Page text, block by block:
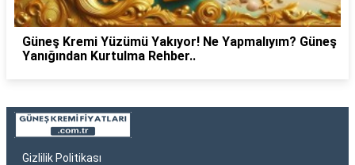
Güneş Kremi Yüzümü Yakıyor! Ne Yapmalıyım? Güneş
Yanığından Kurtulma Rehber..
Gizlilik Politikası